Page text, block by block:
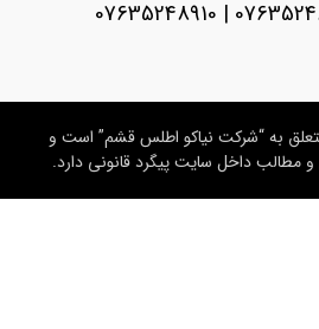
به “شرکت نیاکو اطلس قشم” است و
و مطالب داخل سایت پیگرد قانونی دارد.